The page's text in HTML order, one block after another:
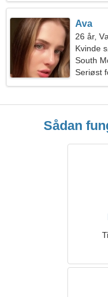
Ava
26 år,
Kvinde
South
Seriøst
Sådan